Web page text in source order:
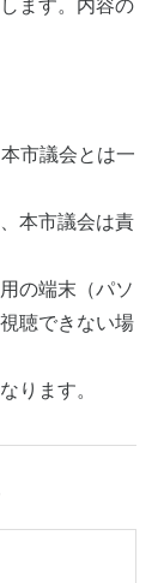
ます。内容の
市議会とは一
本市議会は責
の端末（パソ
聴できない場
ります。